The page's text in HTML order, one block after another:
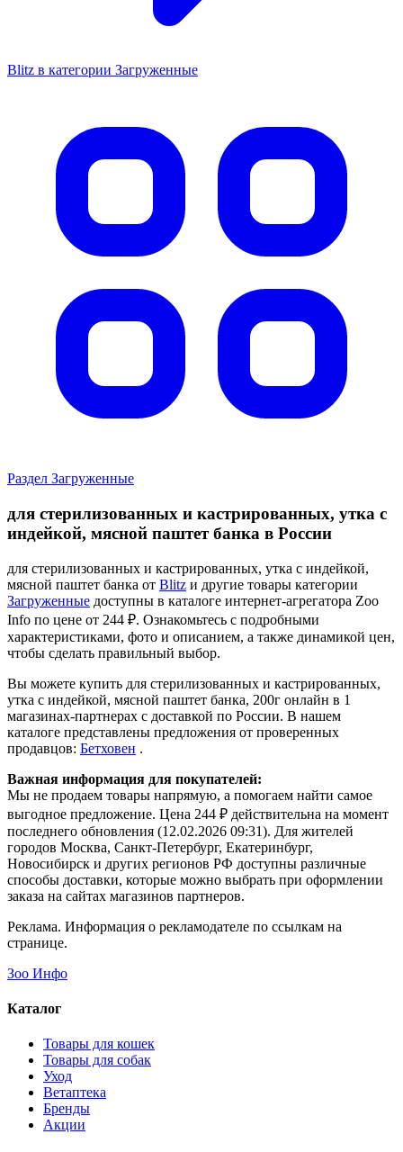
Blitz в категории Загруженные
Раздел Загруженные
для стерилизованных и кастрированных, утка с
индейкой, мясной паштет банка в России
для стерилизованных и кастрированных, утка с индейкой,
мясной паштет банка от Blitz и другие товары категории
Загруженные доступны в каталоге интернет-агрегатора Zoo
Info по цене от 244 ₽. Ознакомьтесь с подробными
характеристиками, фото и описанием, а также динамикой цен,
чтобы сделать правильный выбор.
Вы можете купить для стерилизованных и кастрированных,
утка с индейкой, мясной паштет банка, 200г онлайн в 1
магазинах-партнерах с доставкой по России. В нашем
каталоге представлены предложения от проверенных
продавцов: Бетховен .
Важная информация для покупателей:
Мы не продаем товары напрямую, а помогаем найти самое
выгодное предложение. Цена 244 ₽ действительна на момент
последнего обновления (12.02.2026 09:31). Для жителей
городов Москва, Санкт-Петербург, Екатеринбург,
Новосибирск и других регионов РФ доступны различные
способы доставки, которые можно выбрать при оформлении
заказа на сайтах магазинов партнеров.
Реклама. Информация о рекламодателе по ссылкам на
странице.
Зоо Инфо
Каталог
Товары для кошек
Товары для собак
Уход
Ветаптека
Бренды
Акции